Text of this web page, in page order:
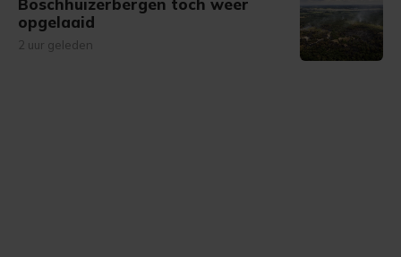
Boschhuizerbergen toch weer
opgelaaid
2 uur geleden